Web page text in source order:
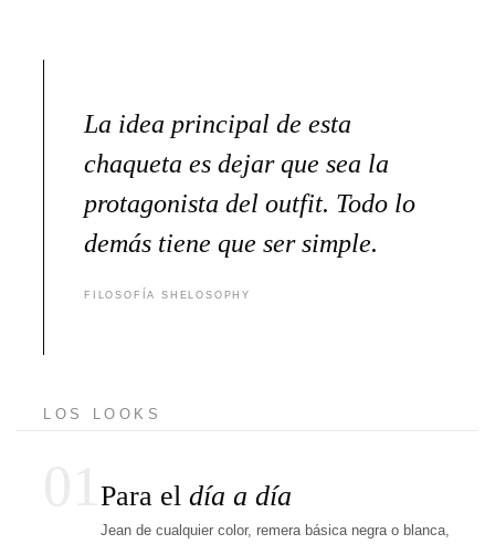
La idea principal de esta
chaqueta es dejar que sea la
protagonista del outfit. Todo lo
demás tiene que ser simple.
FILOSOFÍA SHELOSOPHY
LOS LOOKS
Para el día a día
Jean de cualquier color, remera básica negra o blanca,